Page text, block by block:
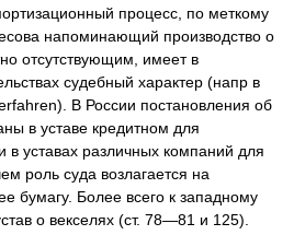
процесс, по меткому
напоминающий производство о
отсутствующим, имеет в
судебный характер (напр в
В России постановления об
в уставе кредитном для
в уставах различных компаний для
роль суда возлагается на
бумагу. Более всего к западному
о векселях (ст. 78—81 и 125).